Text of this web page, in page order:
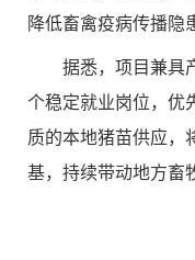
降低畜禽疫病传播隐
据悉，项目兼具
个稳定就业岗位，优
质的本地猪苗供应，
基，持续带动地方畜